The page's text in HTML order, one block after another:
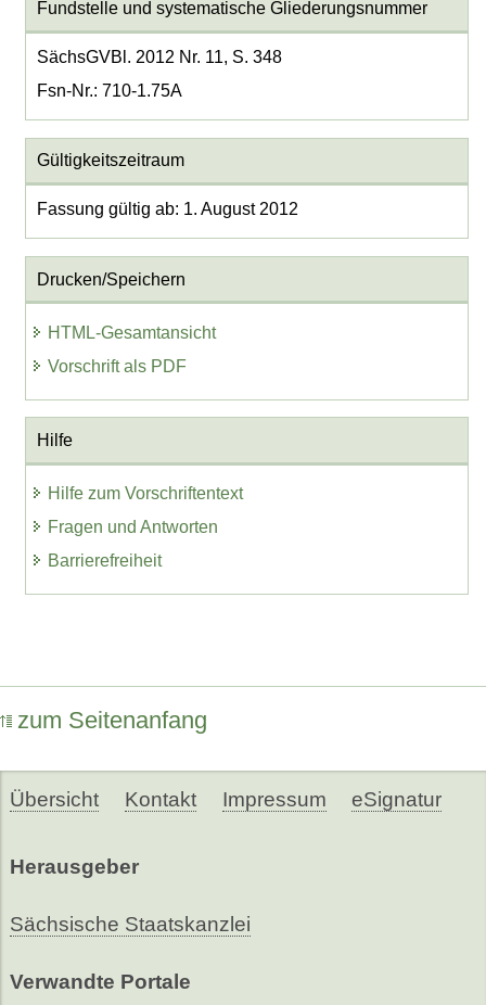
Fundstelle und systematische Gliederungsnummer
SächsGVBl. 2012 Nr. 11, S. 348
Fsn-Nr.: 710-1.75A
Gültigkeitszeitraum
Fassung gültig ab: 1. August 2012
Drucken/Speichern
HTML-Gesamtansicht
Vorschrift als PDF
Hilfe
Hilfe zum Vorschriftentext
Fragen und Antworten
Barrierefreiheit
zum Seitenanfang
Übersicht Kontakt Impressum eSignatur
Herausgeber
Sächsische Staatskanzlei
Verwandte Portale